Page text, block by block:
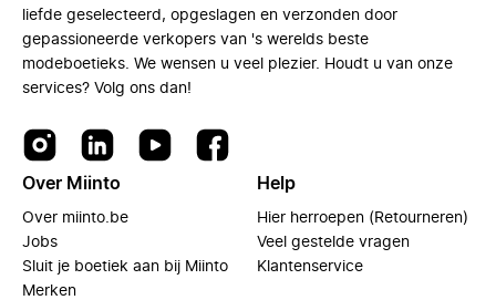
liefde geselecteerd, opgeslagen en verzonden door
gepassioneerde verkopers van 's werelds beste
modeboetieks. We wensen u veel plezier. Houdt u van onze
services? Volg ons dan!
Over Miinto
Over miinto.be
Jobs
Sluit je boetiek aan bij Miinto
Merken
Help
Hier herroepen (Retourneren)
Veel gestelde vragen
Klantenservice